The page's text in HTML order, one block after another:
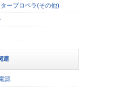
ープロペラ(その他)
連
源